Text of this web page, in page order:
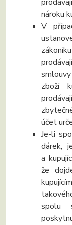
nároku
V
zboží
účet
Je-li
dárek,
a
že
spolu